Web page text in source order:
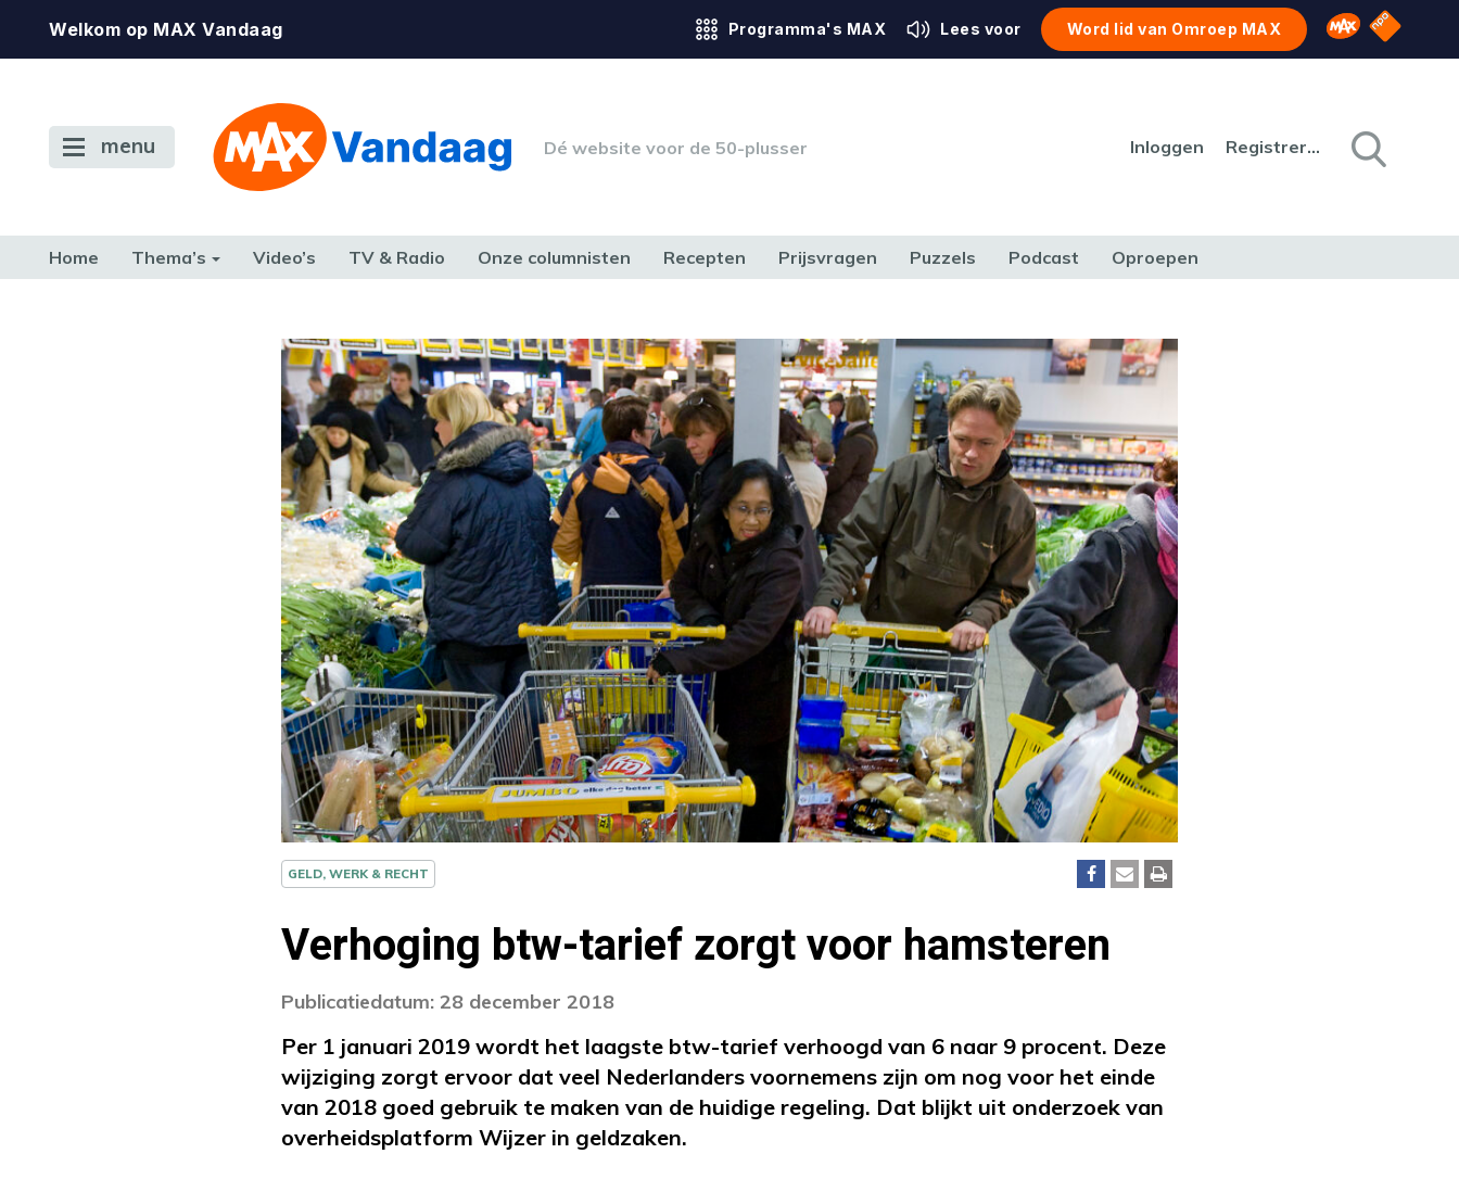
Welkom op MAX Vandaag Programma's MAX Lees voor Word lid van Omroep MAX Omroep MAX
NPO
menu Dé website voor de 50-plusser Inloggen Registreren
Home Thema’s Video’s TV & Radio Onze columnisten Recepten Prijsvragen Puzzels Podcast Oproepen
GELD, WERK & RECHT
Verhoging btw-tarief zorgt voor hamsteren
Publicatiedatum: 28 december 2018
Per 1 januari 2019 wordt het laagste btw-tarief verhoogd van 6 naar 9 procent. Deze
wijziging zorgt ervoor dat veel Nederlanders voornemens zijn om nog voor het einde
van 2018 goed gebruik te maken van de huidige regeling. Dat blijkt uit onderzoek van
overheidsplatform Wijzer in geldzaken.